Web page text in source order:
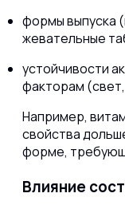
формы выпуска
жевательные
устойчивости
факторам
Например,
свойства
форме,
Влияние